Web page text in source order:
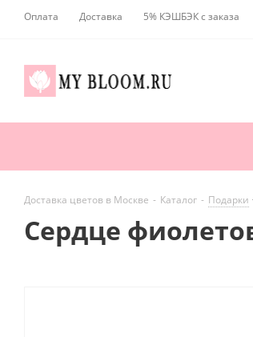
Оплата Доставка 5% КЭШБЭК с заказа
Доставка цветов в Москве - Каталог - Подарки
Сердце